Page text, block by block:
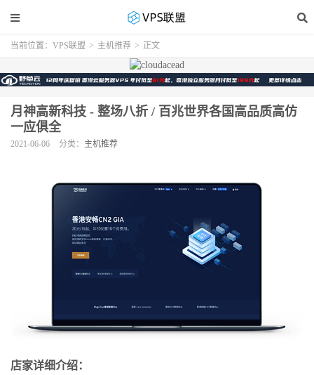
当前位置： VPS联盟 > 主机推荐 > 正文
月神高新科技 - 整场八折 / 百兆世界各国高品质高仿
一应俱全
2021-06-06 分类： 主机推荐
店家详细介绍：